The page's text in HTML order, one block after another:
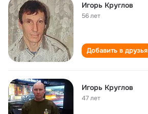
Игорь Круглов
56 лет
Добавить в друзья
Игорь Круглов
47 лет